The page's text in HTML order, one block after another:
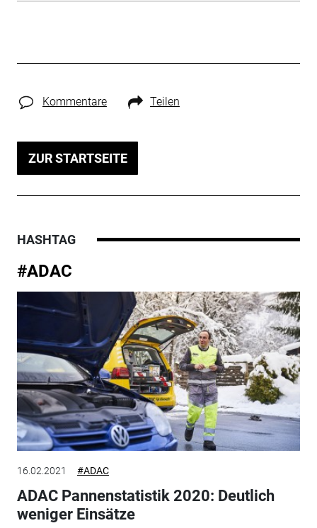
Kommentare Teilen
ZUR STARTSEITE
HASHTAG
#ADAC
16.02.2021 #ADAC
ADAC Pannenstatistik 2020: Deutlich
weniger Einsätze